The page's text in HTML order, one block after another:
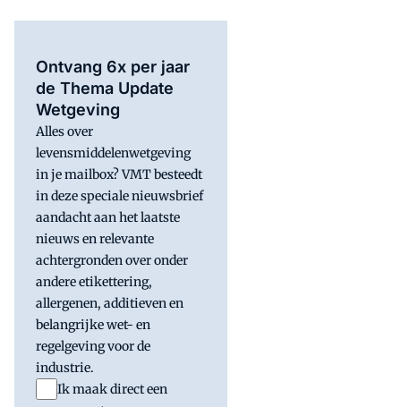
Ontvang 6x per jaar
de Thema Update
Wetgeving
Alles over
levensmiddelenwetgeving
in je mailbox? VMT besteedt
in deze speciale nieuwsbrief
aandacht aan het laatste
nieuws en relevante
achtergronden over onder
andere etikettering,
allergenen, additieven en
belangrijke wet- en
regelgeving voor de
industrie.
Ik maak direct een